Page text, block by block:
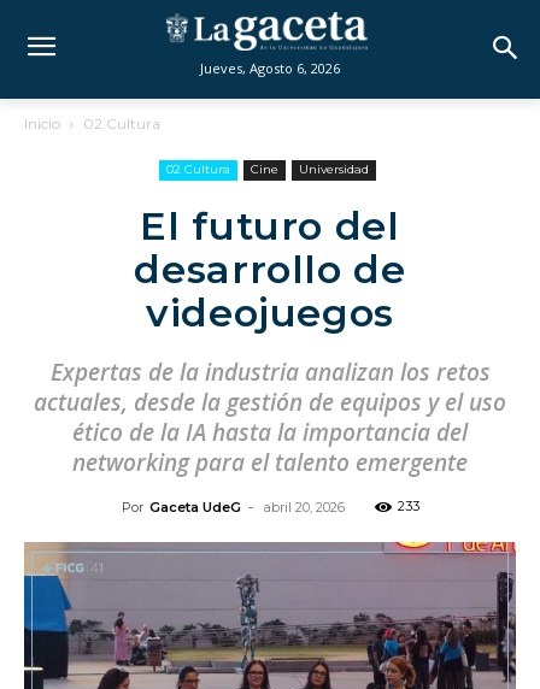
Jueves, Agosto 6, 2026
Inicio 02 Cultura
02 Cultura Cine Universidad
El futuro del
desarrollo de
videojuegos
Expertas de la industria analizan los retos
actuales, desde la gestión de equipos y el uso
ético de la IA hasta la importancia del
networking para el talento emergente
Por Gaceta UdeG - abril 20, 2026 233